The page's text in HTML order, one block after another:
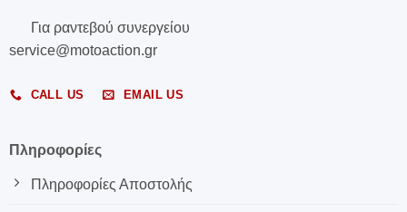
Για ραντεβού συνεργείου
service@motoaction.gr
CALL US EMAIL US
Πληροφορίες
Πληροφορίες Αποστολής